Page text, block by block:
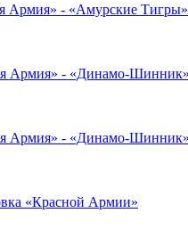
Армия» - «Амурские Тигры»
Армия» - «Динамо-Шинник»
Армия» - «Динамо-Шинник»
«Красной Армии»